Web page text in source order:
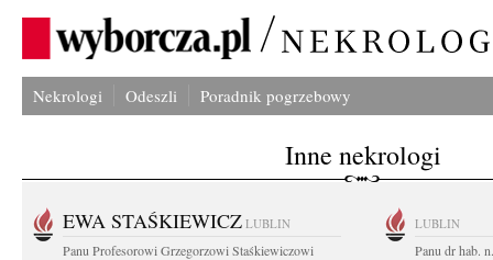
Nekrologi Odeszli Poradnik pogrzebowy
Inne nekrologi
EWA STAŚKIEWICZ LUBLIN
Panu Profesorowi Grzegorzowi Staśkiewiczowi
LUBLIN
Panu dr hab.